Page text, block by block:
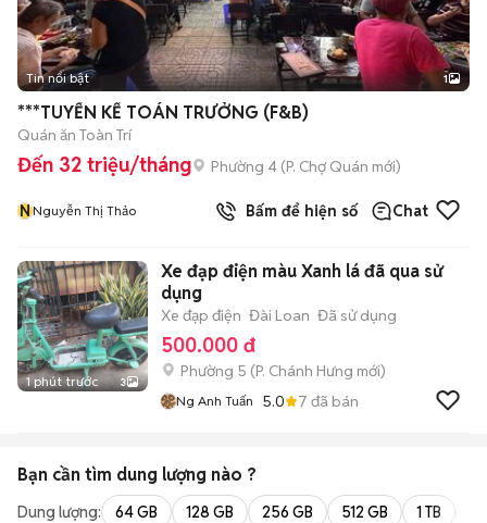
Tin nổi bật 1
***TUYỂN KẾ TOÁN TRƯỞNG (F&B)
Quán ăn Toàn Trí
Đến 32 triệu/tháng Phường 4 (P. Chợ Quán mới)
NNguyễn Thị Thảo Bấm để hiện số Chat
1 phút trước 3
Xe đạp điện màu Xanh lá đã qua sử
dụng
Xe đạp điện Đài Loan Đã sử dụng
500.000 đ
Phường 5 (P. Chánh Hưng mới)
Ng Anh Tuấn 5.0 7 đã bán
Bạn cần tìm dung lượng nào ?
Dung lượng: 64 GB 128 GB 256 GB 512 GB 1 TB